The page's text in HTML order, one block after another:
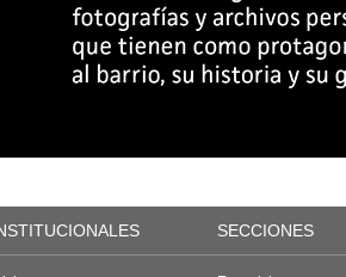
SECCIONES